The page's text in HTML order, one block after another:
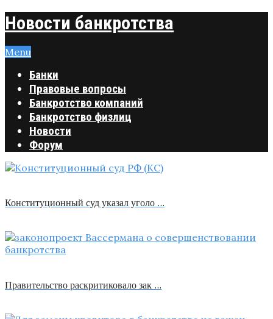
Новости банкротства
Menu
Банки
Правовые вопросы
Банкротство компаний
Банкротство физлиц
Новости
Форум
Конституционный суд указал уголо …
Правительство раскритиковало зак …